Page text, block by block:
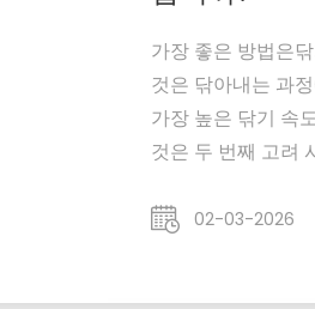
가장 좋은 방법은
것은 닦아내는 과
가장 높은 닦기 속
것은 두 번째 고려
안, 샘플 표면은 닦
02-03-2026